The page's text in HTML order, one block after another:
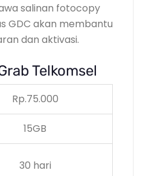
salinan fotocopy
GDC akan membantu
dan aktivasi.
Telkomsel
Rp.75.000
15GB
30 hari